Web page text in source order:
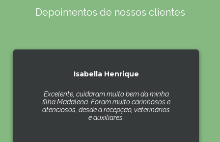
Depoimentos de nossos clientes
Isabella Henrique
Excelente, cuidaram muito bem da minha
filha Madalena. Foram muito carinhosos e
atenciosos, desde a recepção, veterinários
e auxiliares.